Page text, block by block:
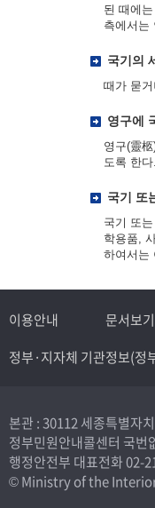
된 때에
측에서는
국기의
때가 묻
영구에
영구(靈
도록 한
국기 또
국기 또
학용품,
하여서는
이용안내 문서보
정부·지자체 기관정보(정
본관 : 30112 세종특별자
정부민원안내콜센터 국번
행정안전부 대표전화02-
© Ministry of the